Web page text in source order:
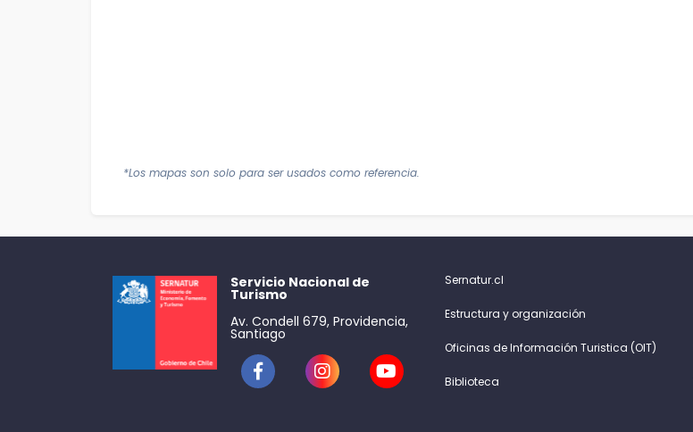
*Los mapas son solo para ser usados como referencia.
Servicio Nacional de
Turismo
Av. Condell 679, Providencia,
Santiago
Sernatur.cl
Estructura y organización
Oficinas de Información Turistica (OIT)
Biblioteca